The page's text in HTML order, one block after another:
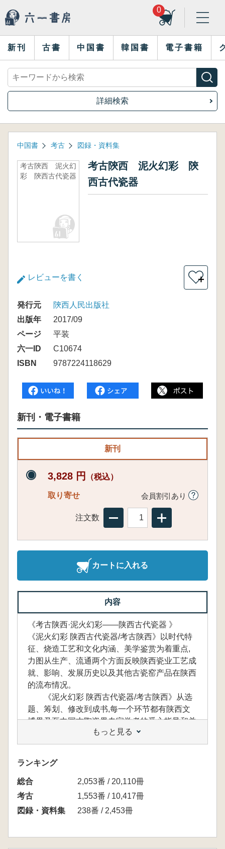
0
新刊 古書 中国書 韓国書 電子書籍
詳細検索
中国書 考古 図録・資料集
考古陝西 泥火幻
彩 陝西古代瓷器
考古陝西 泥火幻彩 陝
西古代瓷器
レビューを書く ＋
発行元
陝西人民出版社
出版年
2017/09
ページ
平装
六一ID
C10674
ISBN
9787224118629
新刊・電子書籍
新刊
3,828 円 （税込）
取り寄せ 会員割引あり
注文数
カートに入れる
内容
《考古陕西·泥火幻彩——陕西古代瓷器 》
《泥火幻彩 陕西古代瓷器/考古陕西》以时代特
征、烧造工艺和文化内涵、美学鉴赏为着重点,
力图从生产、流通两个方面反映陕西瓷业工艺成
就、影响、发展历史以及其他古瓷窑产品在陕西
的流布情况。
《泥火幻彩 陕西古代瓷器/考古陕西》从选
题、筹划、修改到成书,每一个环节都有陕西文
博界乃至中国古陶瓷界专家学者的悉心指导和关
心;陕西人民出版社的韦禾毅、张亚维为《泥火
幻彩 陕西古代瓷器/考古陕西》的编辑出版付出
了辛勤的劳动,在此一并致以诚挚的谢意!《泥火
幻彩 陕西古代瓷器/考古陕西》引用了大量的文
献资料和图片,在此也对这些资料的作者表示深
深的敬意和谢忱!
目次
もっと見る
ランキング
総合
2,053番 / 20,110冊
考古
1,553番 / 10,417冊
図録・資料集
238番 / 2,453冊